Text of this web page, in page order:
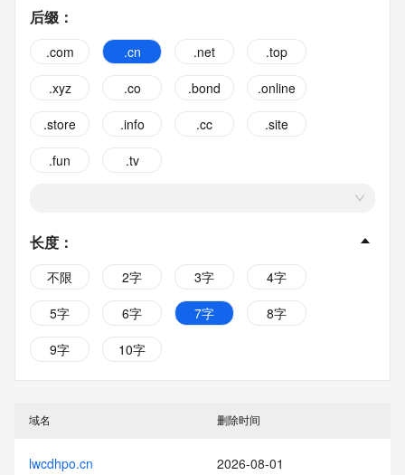
后缀 ：
.com .cn .net
.top
.xyz
.co .bond
.online
.store
.info .cc
.site
.fun
.tv
长度 ：
不限 2字 3字
4字
5字
6字 7字
8字
9字
10字
域名 删除时间
lwcdhpo.cn 2026-08-01